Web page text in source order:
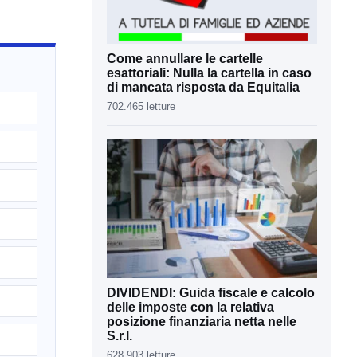
Come annullare le cartelle
esattoriali: Nulla la cartella in caso
di mancata risposta da Equitalia
702.465 letture
DIVIDENDI: Guida fiscale e calcolo
delle imposte con la relativa
posizione finanziaria netta nelle
S.r.l.